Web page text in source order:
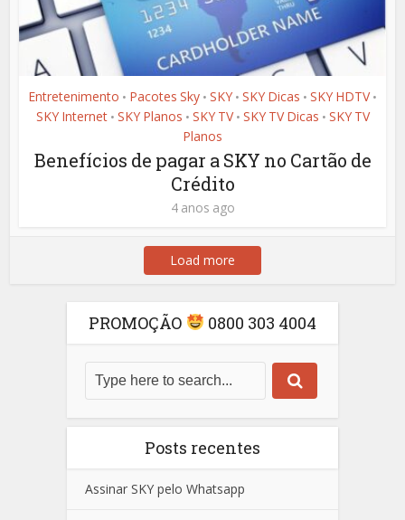
Entretenimento • Pacotes Sky • SKY • SKY Dicas • SKY HDTV •
SKY Internet • SKY Planos • SKY TV • SKY TV Dicas • SKY TV
Planos
Benefícios de pagar a SKY no Cartão de
Crédito
4 anos ago
Load more
PROMOÇÃO 0800 303 4004
Posts recentes
Assinar SKY pelo Whatsapp